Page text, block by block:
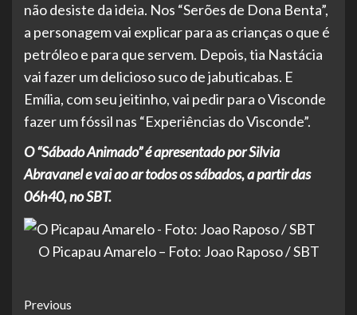
não desiste da ideia. Nos “Serões de Dona Benta”,
a personagem vai explicar para as crianças o que é
petróleo e para que servem. Depois, tia Nastácia
vai fazer um delicioso suco de jabuticabas. E
Emília, com seu jeitinho, vai pedir para o Visconde
fazer um fóssil nas “Experiências do Visconde”.
O “Sábado Animado” é apresentado por Silvia
Abravanel e vai ao ar todos os sábados, a partir das
06h40, no SBT.
O Picapau Amarelo – Foto: Joao Raposo / SBT
Post
Previous